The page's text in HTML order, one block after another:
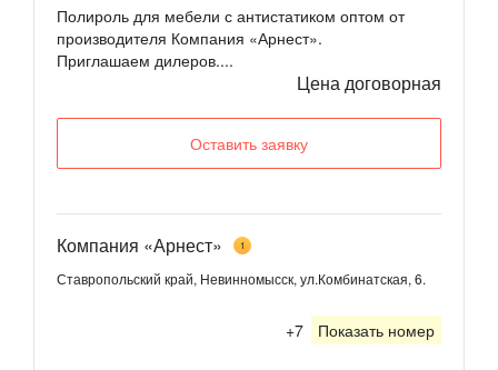
Полироль для мебели с антистатиком оптом от
производителя Компания «Арнест».
Приглашаем дилеров....
Цена договорная
Оставить заявку
Компания «Арнест» 1
Ставропольский край, Невинномысск, ул.Комбинатская, 6.
+7 Показать номер